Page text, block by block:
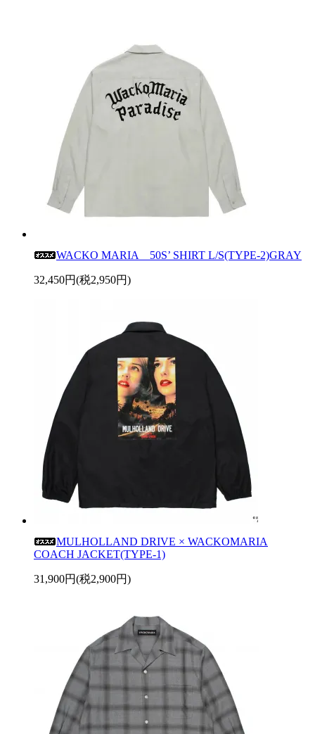
WACKO MARIA 50S’ SHIRT L/S(TYPE-2)GRAY
32,450円(税2,950円)
MULHOLLAND DRIVE × WACKOMARIA
COACH JACKET(TYPE-1)
31,900円(税2,900円)